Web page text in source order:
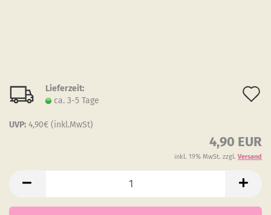
Lieferzeit:
ca. 3-5 Tage
UVP: 4,90€ (inkl.MwSt)
4,90 EUR
inkl. 19% MwSt. zzgl. Versand